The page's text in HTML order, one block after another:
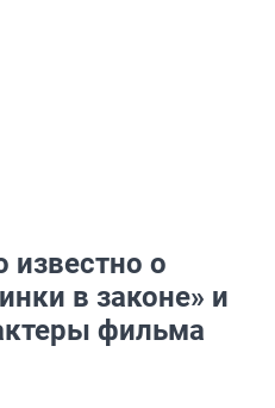
известно о
в законе» и
фильма